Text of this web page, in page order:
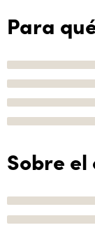
Para
Sobre